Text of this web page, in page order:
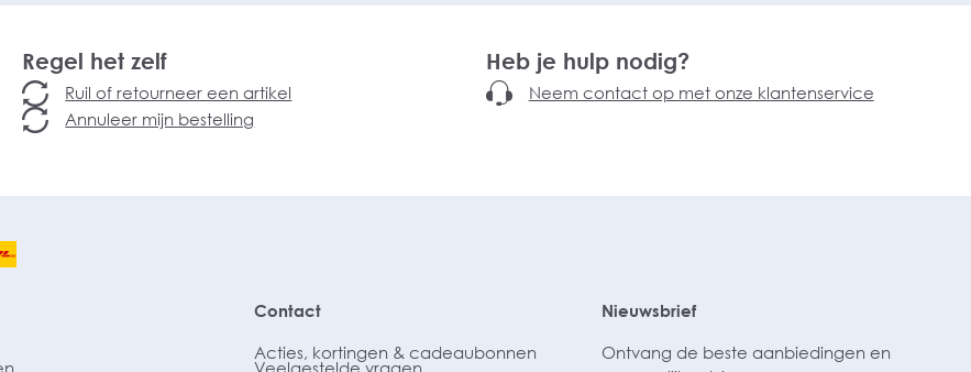
Regel het zelf
Ruil of retourneer een artikel
Annuleer mijn bestelling
Heb je hulp nodig?
Neem contact op met onze klantenservice
Contact
Acties, kortingen & cadeaubonnen
Veelgestelde vragen
Nieuwsbrief
Ontvang de beste aanbiedingen en